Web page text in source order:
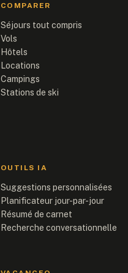
COMPARER
Séjours tout compris
Vols
Hôtels
Locations
Campings
Stations de ski
OUTILS IA
Suggestions personnalisées
Planificateur jour-par-jour
Résumé de carnet
Recherche conversationnelle